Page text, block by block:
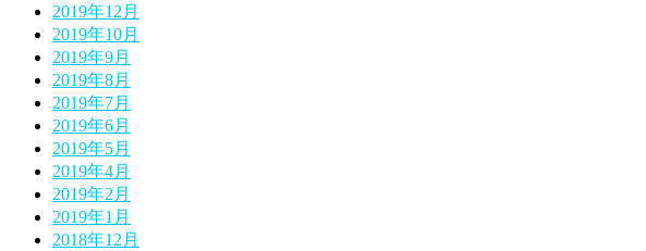
2019年12月
2019年10月
2019年9月
2019年8月
2019年7月
2019年6月
2019年5月
2019年4月
2019年2月
2019年1月
2018年12月